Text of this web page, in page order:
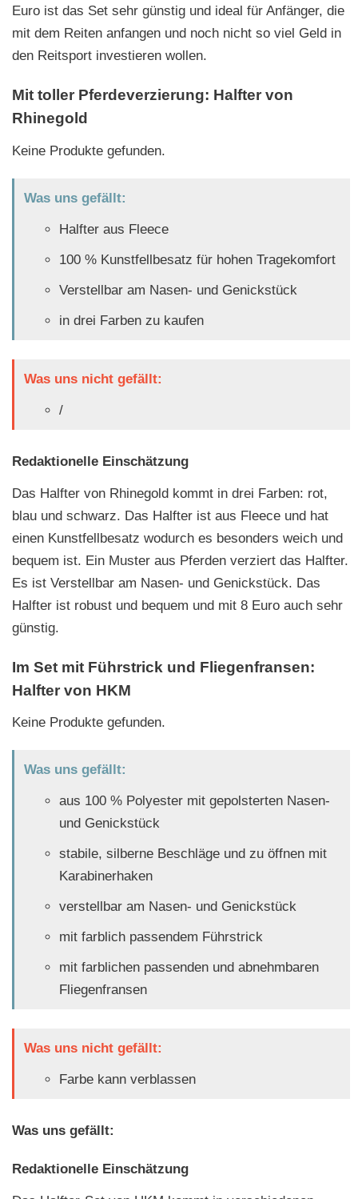
Euro ist das Set sehr günstig und ideal für Anfänger, die
mit dem Reiten anfangen und noch nicht so viel Geld in
den Reitsport investieren wollen.
Mit toller Pferdeverzierung: Halfter von
Rhinegold
Keine Produkte gefunden.
Was uns gefällt:
Halfter aus Fleece
100 % Kunstfellbesatz für hohen Tragekomfort
Verstellbar am Nasen- und Genickstück
in drei Farben zu kaufen
Was uns nicht gefällt:
/
Redaktionelle Einschätzung
Das Halfter von Rhinegold kommt in drei Farben: rot,
blau und schwarz. Das Halfter ist aus Fleece und hat
einen Kunstfellbesatz wodurch es besonders weich und
bequem ist. Ein Muster aus Pferden verziert das Halfter.
Es ist Verstellbar am Nasen- und Genickstück. Das
Halfter ist robust und bequem und mit 8 Euro auch sehr
günstig.
Im Set mit Führstrick und Fliegenfransen:
Halfter von HKM
Keine Produkte gefunden.
Was uns gefällt:
aus 100 % Polyester mit gepolsterten Nasen-
und Genickstück
stabile, silberne Beschläge und zu öffnen mit
Karabinerhaken
verstellbar am Nasen- und Genickstück
mit farblich passendem Führstrick
mit farblichen passenden und abnehmbaren
Fliegenfransen
Was uns nicht gefällt:
Farbe kann verblassen
Was uns gefällt:
Redaktionelle Einschätzung